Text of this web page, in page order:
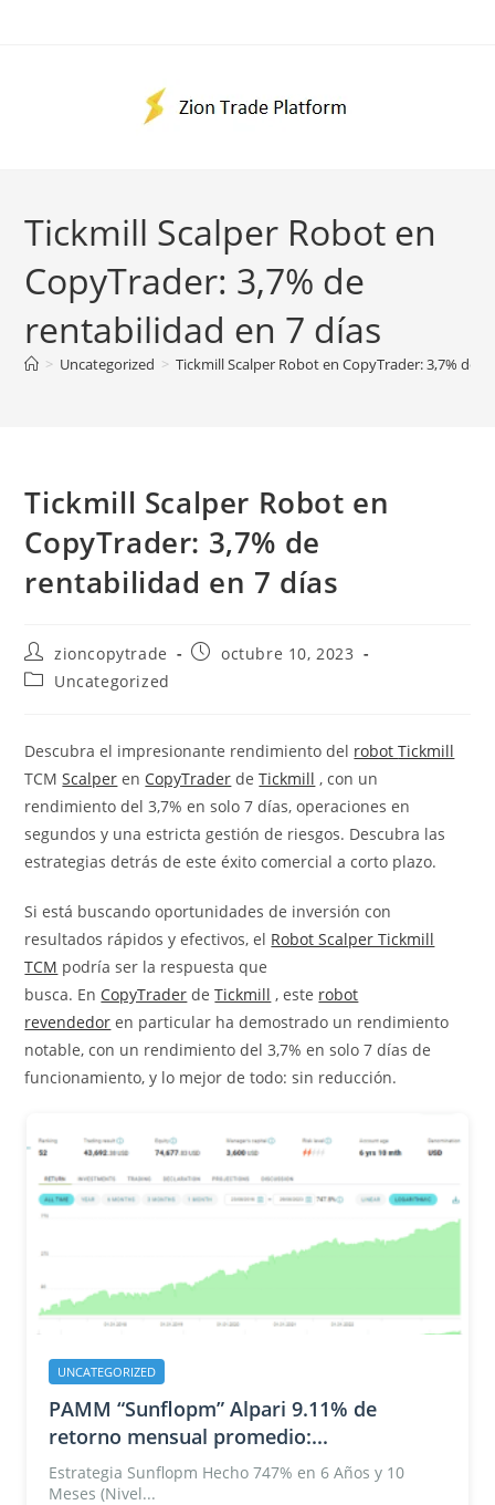
Tickmill Scalper Robot en
CopyTrader: 3,7% de
rentabilidad en 7 días
> Uncategorized > Tickmill Scalper Robot en CopyTrader: 3,7% de
Tickmill Scalper Robot en
CopyTrader: 3,7% de
rentabilidad en 7 días
Autor
de
la
zioncopytrade
Publicación
octubre 10, 2023
Categoría
entrada:
Uncategorized
Descubra el impresionante rendimiento del robotTickmill
TCMScalper en CopyTrader deTickmill , con un
rendimiento del 3,7% en solo 7 días, operaciones en
segundos y una estricta gestión de riesgos. Descubra las
estrategias detrás de este éxito comercial a corto plazo.
Si está buscando oportunidades de inversión con
resultados rápidos y efectivos, el Robot Scalper Tickmill
TCM podría ser la respuesta que
busca. En CopyTrader deTickmill , este robot
revendedor en particular ha demostrado un rendimiento
notable, con un rendimiento del 3,7% en solo 7 días de
funcionamiento, y lo mejor de todo: sin reducción.
UNCATEGORIZED
PAMM “Sunflopm” Alpari 9.11% de
retorno mensual promedio:...
Estrategia Sunflopm Hecho 747% en 6 Años y 10
Meses (Nivel...